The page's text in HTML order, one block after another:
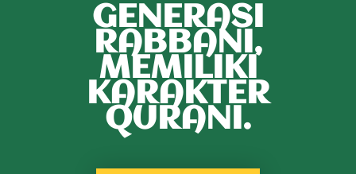
GENERASI
RABBANI,
MEMILIKI
KARAKTER
QURANI.